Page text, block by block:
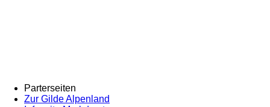
Parterseiten
Zur Gilde Alpenland